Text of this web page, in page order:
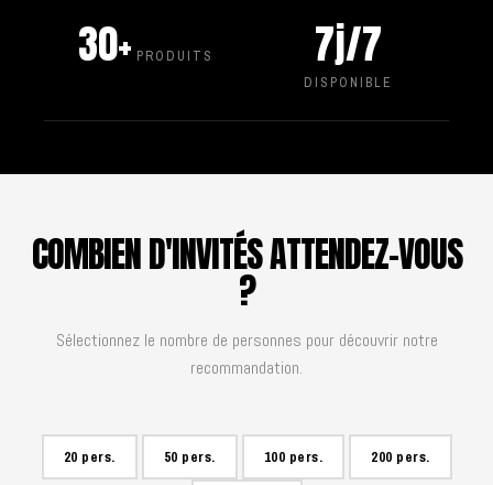
30+ PRODUITS 7j/7
DISPONIBLE
COMBIEN D'INVITÉS ATTENDEZ-VOUS
?
Sélectionnez le nombre de personnes pour découvrir notre
recommandation.
20 pers. 50 pers. 100 pers. 200 pers.